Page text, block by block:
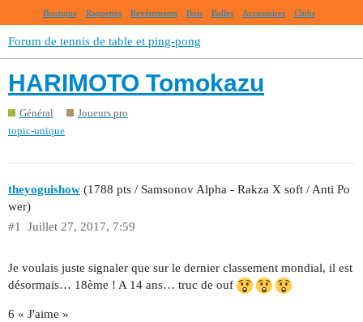
Boutique Raquettes Revêtements Bois Balles Accessoires Clubs
Forum de tennis de table et ping-pong
HARIMOTO Tomokazu
Général
Joueurs pro
topic-unique
theyoguishow (1788 pts / Samsonov Alpha - Rakza X soft / Anti Po
wer)
Juillet 27, 2017, 7:59
#1
Je voulais juste signaler que sur le dernier classement mondial, il est
désormais… 18ème ! A 14 ans… truc de ouf
6 « J'aime »